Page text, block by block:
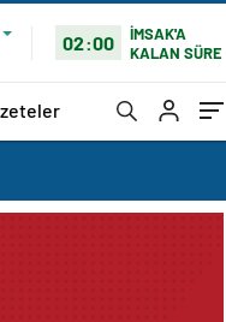
02:00
İMSAK'A
KALAN SÜRE